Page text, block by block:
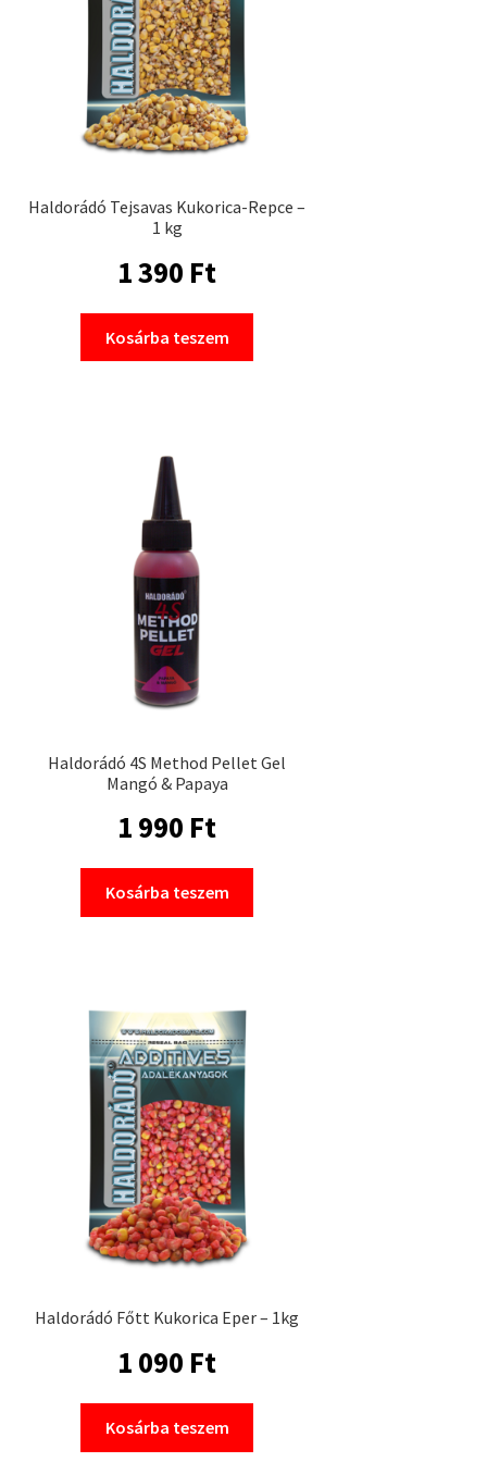
Haldorádó Tejsavas Kukorica-Repce –
1 kg
1 390 Ft
Kosárba teszem
Haldorádó 4S Method Pellet Gel
Mangó & Papaya
1 990 Ft
Kosárba teszem
Haldorádó Főtt Kukorica Eper – 1kg
1 090 Ft
Kosárba teszem